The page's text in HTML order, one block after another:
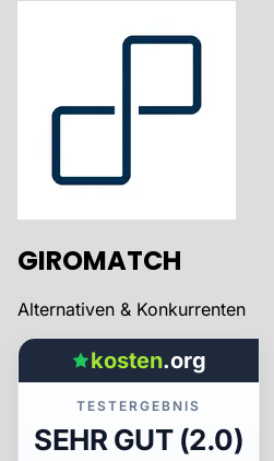
GIROMATCH
Alternativen & Konkurrenten
kosten.org
TESTERGEBNIS
SEHR GUT (2.0)